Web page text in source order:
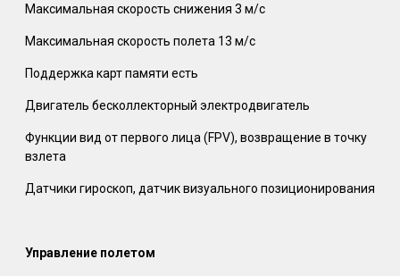
Максимальная скорость снижения 3 м/с
Максимальная скорость полета 13 м/с
Поддержка карт памяти есть
Двигатель бесколлекторный электродвигатель
Функции вид от первого лица (FPV), возвращение в точку
взлета
Датчики гироскоп, датчик визуального позиционирования
Управление полетом